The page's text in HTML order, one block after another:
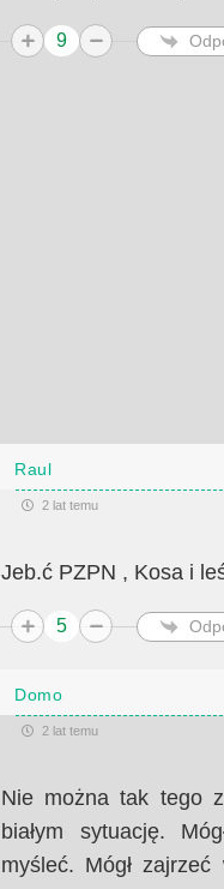
9
Raul
2 lat temu
Jeb.ć PZPN , Kosa i
5
Domo
2 lat temu
Nie można tak tego
białym sytuację.
myśleć. Mógł